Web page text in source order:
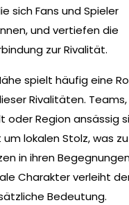
sich Fans und Spieler
und vertiefen die
zur Rivalität.
spielt häufig eine
Rivalitäten. Teams,
oder Region ansässig
lokalen Stolz, was zu
in ihren
Charakter verleiht
Bedeutung.